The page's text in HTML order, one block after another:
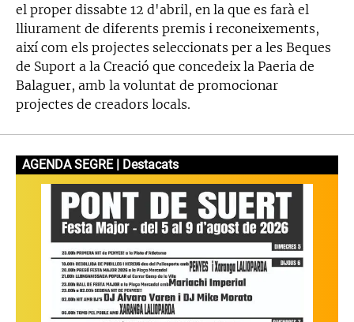
el proper dissabte 12 d'abril, en la que es farà el
lliurament de diferents premis i reconeixements,
així com els projectes seleccionats per a les Beques
de Suport a la Creació que concedeix la Paeria de
Balaguer, amb la voluntat de promocionar
projectes de creadors locals.
AGENDA SEGRE | Destacats